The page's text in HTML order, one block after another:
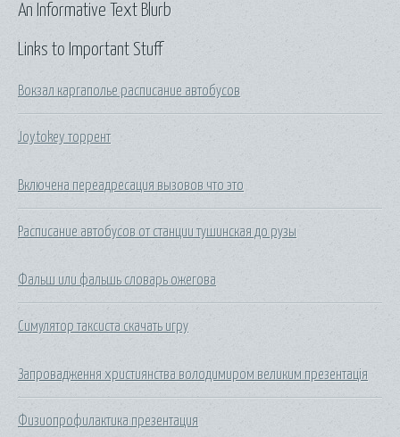
Links to Important Stuff
Вокзал каргаполье расписание автобусов
Joytokey торрент
Включена переадресация вызовов что это
Расписание автобусов от станции тушинская до рузы
Фальш или фальшь словарь ожегова
Симулятор таксиста скачать игру
Запровадження християнства володимиром великим презентація
Физиопрофилактика презентация
An Informative Text Blurb